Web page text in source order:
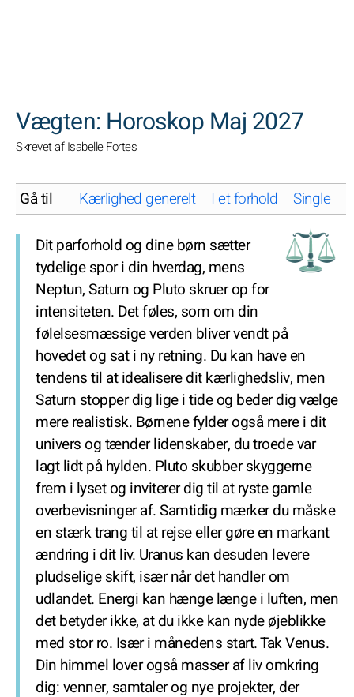
Vægten: Horoskop Maj 2027
Skrevet af Isabelle Fortes
Gå til Kærlighed generelt I et forhold Single
Dit parforhold og dine børn sætter
tydelige spor i din hverdag, mens
Neptun, Saturn og Pluto skruer op for
intensiteten. Det føles, som om din
følelsesmæssige verden bliver vendt på
hovedet og sat i ny retning. Du kan have en
tendens til at idealisere dit kærlighedsliv, men
Saturn stopper dig lige i tide og beder dig vælge
mere realistisk. Børnene fylder også mere i dit
univers og tænder lidenskaber, du troede var
lagt lidt på hylden. Pluto skubber skyggerne
frem i lyset og inviterer dig til at ryste gamle
overbevisninger af. Samtidig mærker du måske
en stærk trang til at rejse eller gøre en markant
ændring i dit liv. Uranus kan desuden levere
pludselige skift, især når det handler om
udlandet. Energi kan hænge længe i luften, men
det betyder ikke, at du ikke kan nyde øjeblikke
med stor ro. Især i månedens start. Tak Venus.
Din himmel lover også masser af liv omkring
dig: venner, samtaler og nye projekter, der